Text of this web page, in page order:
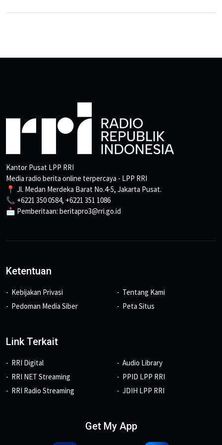
Kantor Pusat LPP RRI
Media radio berita online terpercaya - LPP RRI
📍 Jl. Medan Merdeka Barat No.4-5, Jakarta Pusat.
📞 +6221 350 0584, +6221 351 1086
📩 Pemberitaan: beritapro3@rri.go.id
Ketentuan
Kebijakan Privasi
Pedoman Media Siber
Tentang Kami
Peta Situs
Link Terkait
RRI Digital
RRI NET Streaming
RRI Radio Streaming
Audio Library
PPID LPP RRI
JDIH LPP RRI
Get My App